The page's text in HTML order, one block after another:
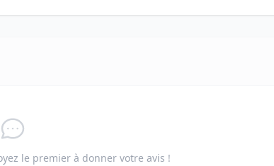
le premier à donner votre avis !